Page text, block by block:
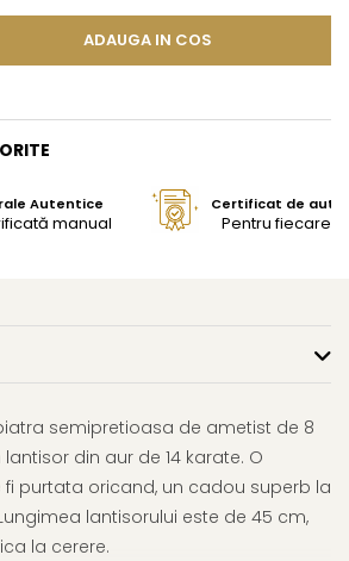
ADAUGA IN COS
Autentice
manual
Certificat de
Pentru fiecare
semipretioasa de ametist de 8
din aur de 14 karate. O
purtata oricand, un cadou superb la
lantisorului este de 45 cm,
la cerere.